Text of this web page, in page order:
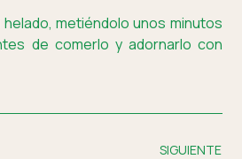
metiéndolo unos minutos
de comerlo y adornarlo con
SIGUIENTE